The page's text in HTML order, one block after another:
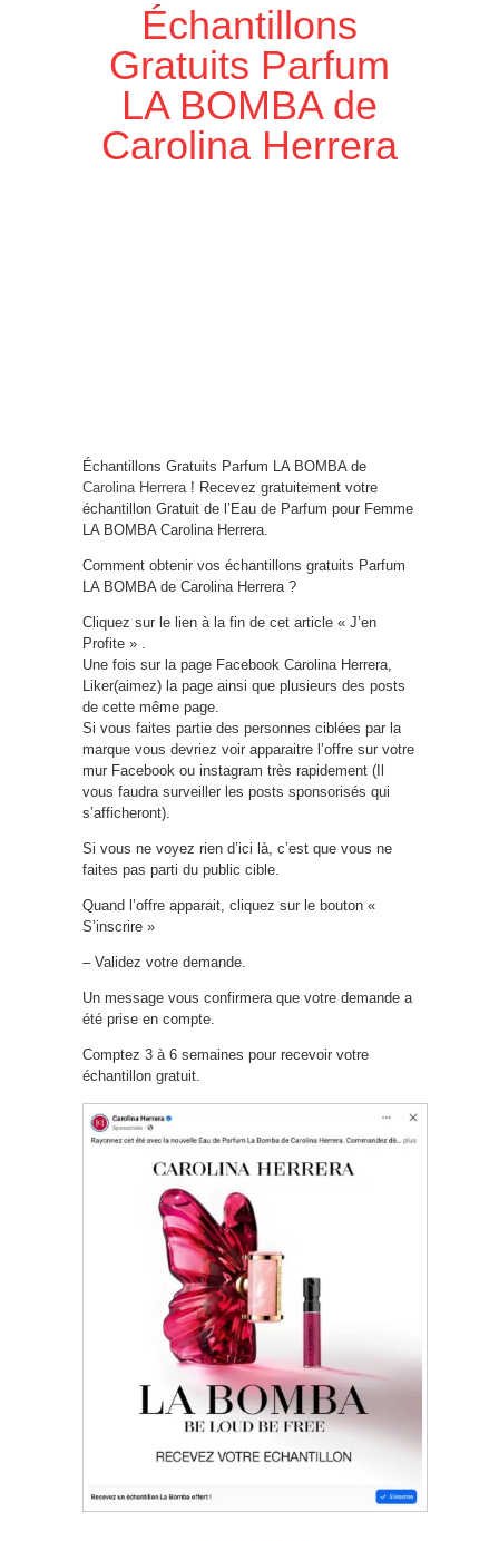
Échantillons
Gratuits Parfum
LA BOMBA de
Carolina Herrera
Échantillons Gratuits Parfum LA BOMBA de
Carolina Herrera ! Recevez gratuitement votre
échantillon Gratuit de l’Eau de Parfum pour Femme
LA BOMBA Carolina Herrera.
Comment obtenir vos échantillons gratuits Parfum
LA BOMBA de Carolina Herrera ?
Cliquez sur le lien à la fin de cet article « J’en
Profite » .
Une fois sur la page Facebook Carolina Herrera,
Liker(aimez) la page ainsi que plusieurs des posts
de cette même page.
Si vous faites partie des personnes ciblées par la
marque vous devriez voir apparaitre l’offre sur votre
mur Facebook ou instagram très rapidement (Il
vous faudra surveiller les posts sponsorisés qui
s’afficheront).
Si vous ne voyez rien d’ici là, c’est que vous ne
faites pas parti du public cible.
Quand l’offre apparait, cliquez sur le bouton «
S’inscrire »
– Validez votre demande.
Un message vous confirmera que votre demande a
été prise en compte.
Comptez 3 à 6 semaines pour recevoir votre
échantillon gratuit.